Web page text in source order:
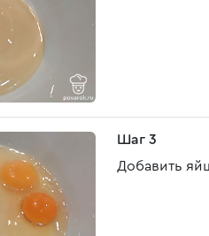
Шаг 3
Добавить